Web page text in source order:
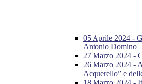
05 Aprile 2024 -
Antonio Domino
27 Marzo 2024 -
26 Marzo 2024 -
Acquerello” e